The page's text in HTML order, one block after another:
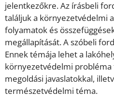
jelentkezőkre. Az írásbeli
találjuk a környezetvédelmi
folyamatok és
megállapítását. A szóbeli
Ennek témája lehet a
környezetvédelmi probléma
megoldási javaslatokkal,
természetvédelmi téma.